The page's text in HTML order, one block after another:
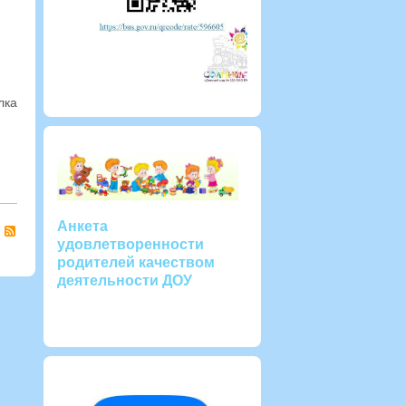
Анкета
удовлетворенности
родителей качеством
деятельности ДОУ